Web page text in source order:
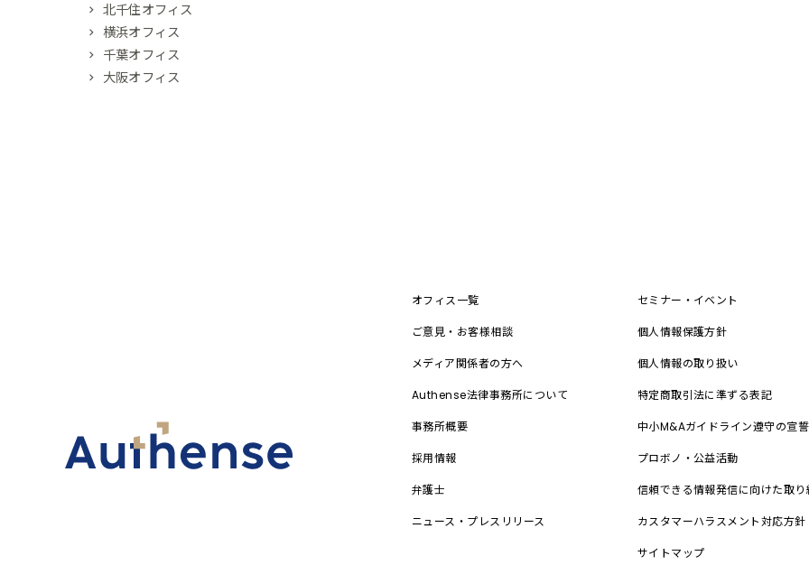
北千住オフィス
横浜オフィス
千葉オフィス
大阪オフィス
オフィス一覧
ご意見・お客様相談
メディア関係者の方へ
Authense法律事務所について
事務所概要
採用情報
弁護士
ニュース・プレスリリース
セミナー・イベント
個人情報保護方針
個人情報の取り扱い
特定商取引法に準ずる表記
中小M&Aガイドライン遵守の宣誓
プロボノ・公益活動
信頼できる情報発信に向けた取り
カスタマーハラスメント対応方針
サイトマップ